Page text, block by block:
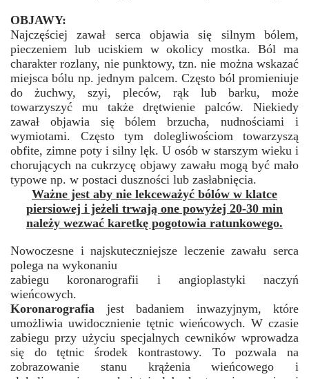
OBJAWY:
Najczęściej zawał serca objawia się silnym bólem,
pieczeniem lub uciskiem w okolicy mostka. Ból ma
charakter rozlany, nie punktowy, tzn. nie można wskazać
miejsca bólu np. jednym palcem. Często ból promieniuje
do żuchwy, szyi, pleców, rąk lub barku, może
towarzyszyć mu także drętwienie palców. Niekiedy
zawał objawia się bólem brzucha, nudnościami i
wymiotami. Często tym dolegliwościom towarzyszą
obfite, zimne poty i silny lęk. U osób w starszym wieku i
chorujących na cukrzycę objawy zawału mogą być mało
typowe np. w postaci duszności lub zasłabnięcia.
Ważne jest aby nie lekceważyć bólów w klatce
piersiowej i jeżeli trwają one powyżej 20-30 min
należy wezwać karetkę pogotowia ratunkowego.
Nowoczesne i najskuteczniejsze leczenie zawału serca
polega na wykonaniu
zabiegu koronarografii i angioplastyki naczyń
wieńcowych.
Koronarografia jest badaniem inwazyjnym, które
umożliwia uwidocznienie tętnic wieńcowych. W czasie
zabiegu przy użyciu specjalnych cewników wprowadza
się do tętnic środek kontrastowy. To pozwala na
zobrazowanie stanu krążenia wieńcowego i